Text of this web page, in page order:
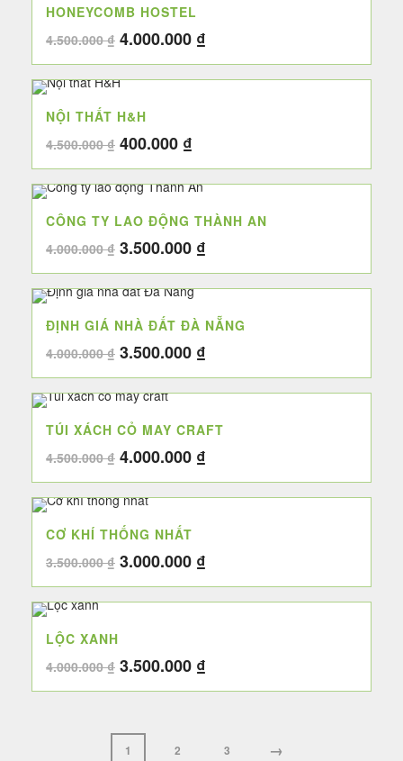
HONEYCOMB HOSTEL
4.500.000₫ Giá
gốc
là:
4.000.000 ₫
hiện
tại
NỘI THẤT H&H
4.500.000₫ Giá
gốc
là:
400.000 ₫
hiện
tại
400.000 ₫.
CÔNG TY LAO ĐỘNG THÀNH AN
4.000.000₫ Giá
gốc
là:
3.500.000 ₫
hiện
tại
3.500.000 ₫.
ĐỊNH GIÁ NHÀ ĐẤT ĐÀ NẴNG
4.000.000₫ Giá
gốc
là:
3.500.000 ₫
hiện
tại
3.500.000 ₫.
TÚI XÁCH CỎ MAY CRAFT
4.500.000₫ Giá
gốc
là:
4.000.000 ₫
hiện
tại
CƠ KHÍ THỐNG NHẤT
3.500.000₫ Giá
gốc
là:
3.000.000 ₫
hiện
tại
LỘC XANH
4.000.000₫ Giá
gốc
3.500.000 ₫
hiện
3.500.000 ₫.
1 2 3 →